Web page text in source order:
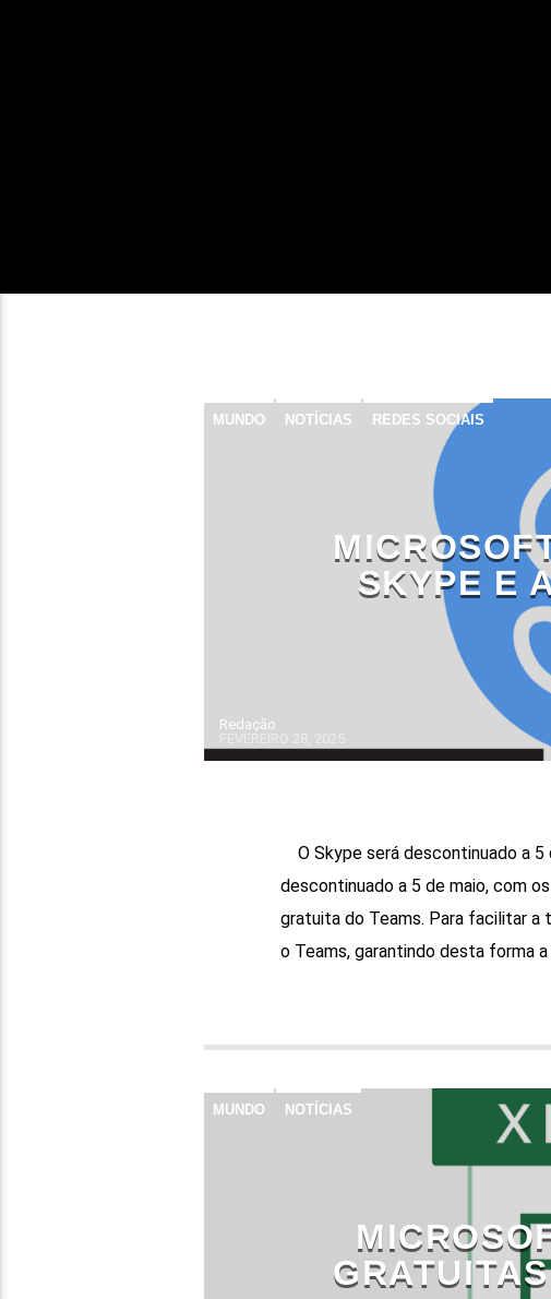
MUNDO NOTÍCIAS REDES SOCIAIS
SKYPE E
Redação
O Skype será descontinuado a
descontinuado a 5 de maio, com
gratuita do Teams. Para facilitar a
o Teams, garantindo desta forma
MUNDO NOTÍCIAS